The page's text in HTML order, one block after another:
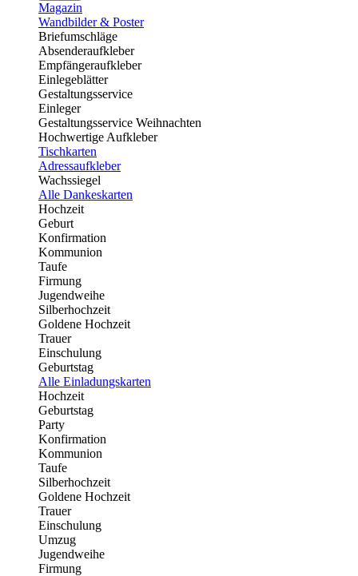
Magazin
Wandbilder & Poster
Briefumschläge
Absenderaufkleber
Empfängeraufkleber
Einlegeblätter
Gestaltungsservice
Einleger
Gestaltungsservice Weihnachten
Hochwertige Aufkleber
Tischkarten
Adressaufkleber
Wachssiegel
Alle Dankeskarten
Hochzeit
Geburt
Konfirmation
Kommunion
Taufe
Firmung
Jugendweihe
Silberhochzeit
Goldene Hochzeit
Trauer
Einschulung
Geburtstag
Alle Einladungskarten
Hochzeit
Geburtstag
Party
Konfirmation
Kommunion
Taufe
Silberhochzeit
Goldene Hochzeit
Trauer
Einschulung
Umzug
Jugendweihe
Firmung